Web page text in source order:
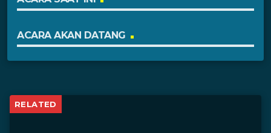
ACARA AKAN DATANG
RELATED